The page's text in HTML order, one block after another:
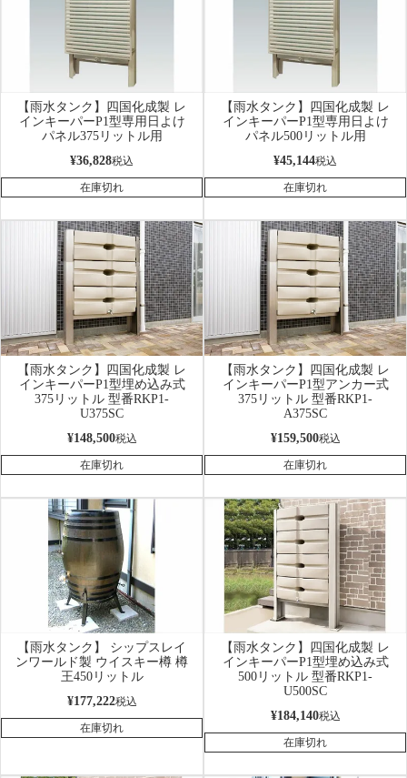
【雨水タンク】四国化成製 レ
インキーパーP1型専用日よけ
パネル375リットル用
¥36,828税込
在庫切れ
【雨水タンク】四国化成製 レ
インキーパーP1型専用日よけ
パネル500リットル用
¥45,144税込
在庫切れ
【雨水タンク】四国化成製 レ
インキーパーP1型埋め込み式
375リットル 型番RKP1-
U375SC
¥148,500税込
在庫切れ
【雨水タンク】四国化成製 レ
インキーパーP1型アンカー式
375リットル 型番RKP1-
A375SC
¥159,500税込
在庫切れ
【雨水タンク】 シップスレイ
ンワールド製 ウイスキー樽 樽
王450リットル
¥177,222税込
在庫切れ
【雨水タンク】四国化成製 レ
インキーパーP1型埋め込み式
500リットル 型番RKP1-
U500SC
¥184,140税込
在庫切れ